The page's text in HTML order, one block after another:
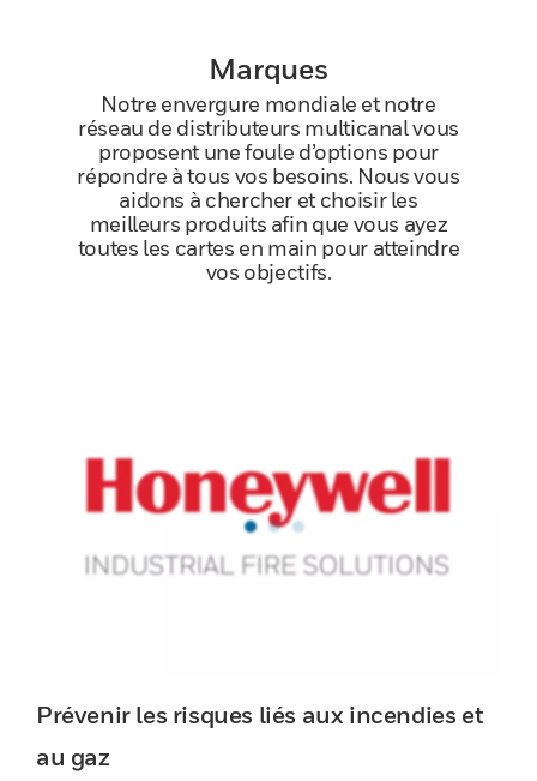
Marques
Notre envergure mondiale et notre
réseau de distributeurs multicanal vous
proposent une foule d’options pour
répondre à tous vos besoins. Nous vous
aidons à chercher et choisir les
meilleurs produits afin que vous ayez
toutes les cartes en main pour atteindre
vos objectifs.
Prévenir les risques liés aux incendies et
au gaz